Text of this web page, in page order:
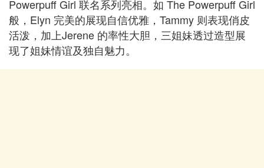
Powerpuff Girl 联名系列亮相。如 The Powerpuff Girl
般，Elyn 完美的展现自信优雅，Tammy 则表现俏皮
活泼，加上Jerene 的率性大胆，三姐妹透过造型展
现了姐妹情谊及独自魅力。